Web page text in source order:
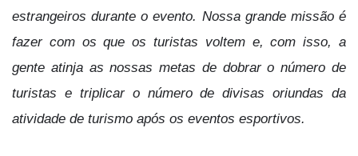
estrangeiros durante o evento. Nossa grande missão é
fazer com os que os turistas voltem e, com isso, a
gente atinja as nossas metas de dobrar o número de
turistas e triplicar o número de divisas oriundas da
atividade de turismo após os eventos esportivos.